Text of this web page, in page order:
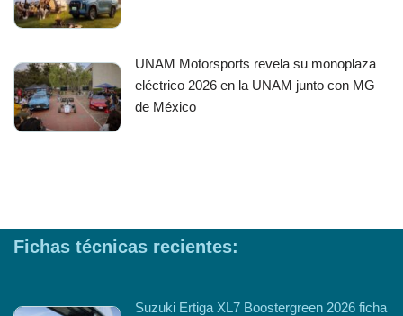
UNAM Motorsports revela su monoplaza
eléctrico 2026 en la UNAM junto con MG
de México
Fichas técnicas recientes:
Suzuki Ertiga XL7 Boostergreen 2026 ficha